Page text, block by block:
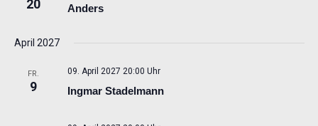
20 Anders
April 2027
FR.
9 Ingmar Stadelmann
09. April 2027 20:00 Uhr